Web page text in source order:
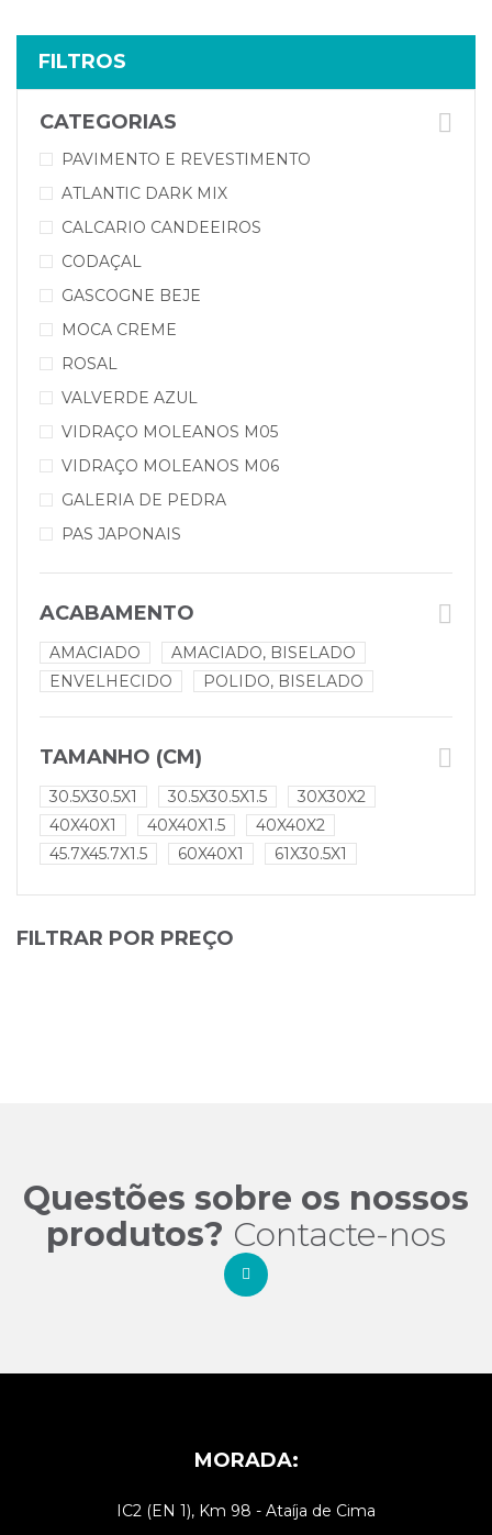
FILTROS
CATEGORIAS
PAVIMENTO E REVESTIMENTO
ATLANTIC DARK MIX
CALCARIO CANDEEIROS
CODAÇAL
GASCOGNE BEJE
MOCA CREME
ROSAL
VALVERDE AZUL
VIDRAÇO MOLEANOS M05
VIDRAÇO MOLEANOS M06
GALERIA DE PEDRA
PAS JAPONAIS
ACABAMENTO
AMACIADO
AMACIADO, BISELADO
ENVELHECIDO
POLIDO, BISELADO
TAMANHO (CM)
30.5X30.5X1 30.5X30.5X1.5
30X30X2
40X40X1
40X40X1.5
40X40X2
45.7X45.7X1.5
60X40X1 61X30.5X1
FILTRAR POR PREÇO
Questões sobre os nossos
produtos? Contacte-nos
MORADA:
IC2 (EN 1), Km 98 - Ataíja de Cima